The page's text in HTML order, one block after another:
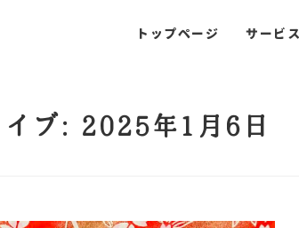
トップページ サービ
イブ: 2025年1月6日